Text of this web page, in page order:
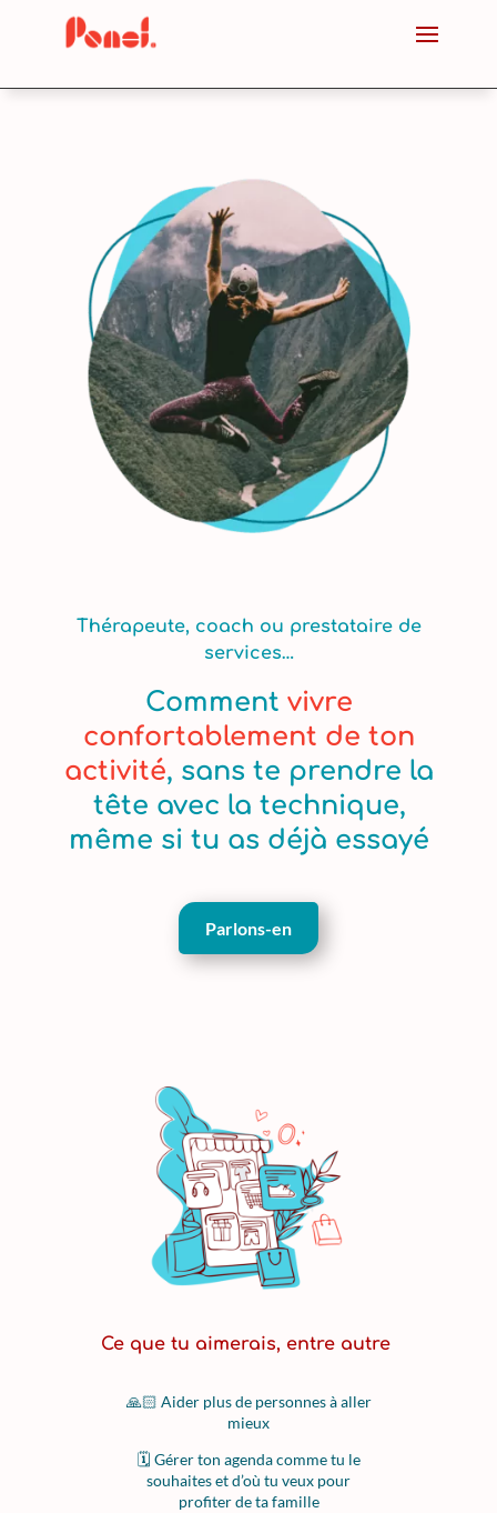
Thérapeute, coach ou prestataire de
services…
Comment vivre
confortablement de ton
activité, sans te prendre la
tête avec la technique,
même si tu as déjà essayé
Parlons-en
Ce que tu aimerais, entre autre
🙏🏻 Aider plus de personnes à aller
mieux
🗓️ Gérer ton agenda comme tu le
souhaites et d’où tu veux pour
profiter de ta famille